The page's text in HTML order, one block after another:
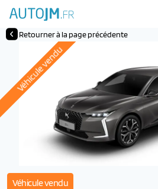
Retourner à la page précédente
Véhicule vendu
Véhicule vendu